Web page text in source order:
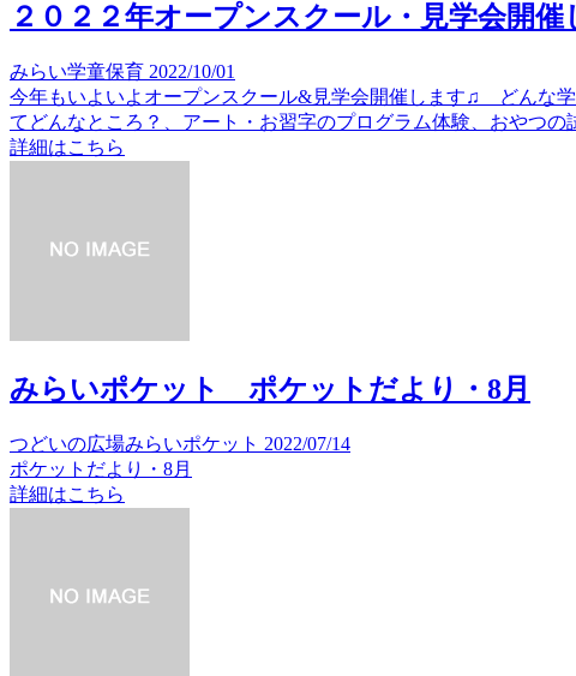
２０２２年オープンスクール・見学会開
みらい学童保育 2022/10/01
今年もいよいよオープンスクール&見学会開催します♫ どんな
てどんなところ？、アート・お習字のプログラム体験、おやつ
詳細はこちら
みらいポケット ポケットだより・8月
つどいの広場みらいポケット 2022/07/14
ポケットだより・8月
詳細はこちら